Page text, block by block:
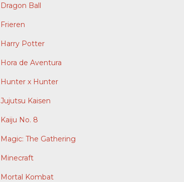
Dragon Ball
Frieren
Harry Potter
Hora de Aventura
Hunter x Hunter
Jujutsu Kaisen
Kaiju No. 8
Magic: The Gathering
Minecraft
Mortal Kombat